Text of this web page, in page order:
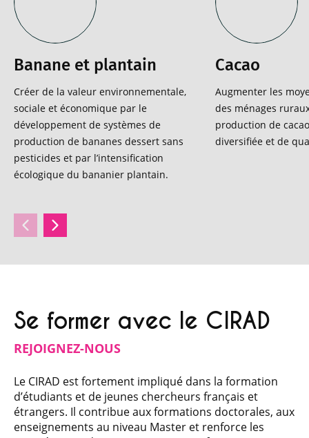
Banane et plantain
Créer de la valeur environnementale,
sociale et économique par le
développement de systèmes de
production de bananes dessert sans
pesticides et par l’intensification
écologique du bananier plantain.
Cacao
Augmenter les
des ménages
production de
diversifiée et de
Se former avec le CIRAD
REJOIGNEZ-NOUS
Le CIRAD est fortement impliqué dans la formation
d’étudiants et de jeunes chercheurs français et
étrangers. Il contribue aux formations doctorales, aux
enseignements au niveau Master et renforce les